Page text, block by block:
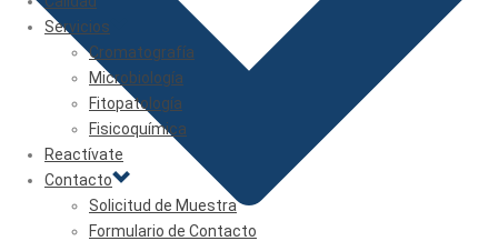
Servicios
Cromatografía
Microbiología
Fitopatología
Fisicoquímica
Reactívate
Contacto
Solicitud de Muestra
Formulario de Contacto